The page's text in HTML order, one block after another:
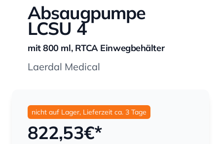
Absaugpumpe
LCSU 4
mit 800 ml, RTCA Einwegbehälter
Laerdal Medical
nicht auf Lager, Lieferzeit ca. 3 Tage
822,53€*